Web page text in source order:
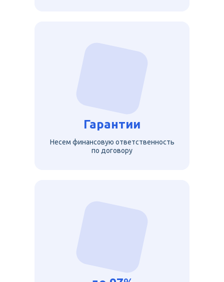
Гарантии
Несем финансовую ответственность
по договору